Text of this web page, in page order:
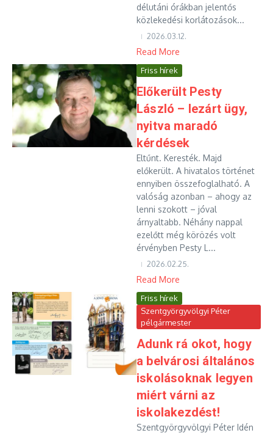
délutáni órákban jelentős
közlekedési korlátozások...
2026.03.12.
Read More
Friss hírek
Előkerült Pesty
László – lezárt ügy,
nyitva maradó
kérdések
Eltűnt. Keresték. Majd
előkerült. A hivatalos történet
ennyiben összefoglalható. A
valóság azonban – ahogy az
lenni szokott – jóval
árnyaltabb. Néhány nappal
ezelőtt még körözés volt
érvényben Pesty L...
2026.02.25.
Read More
Friss hírek
Szentgyörgyvölgyi Péter
pélgármester
Adunk rá okot, hogy
a belvárosi általános
iskolásoknak legyen
miért várni az
iskolakezdést!
Szentgyörgyvölgyi Péter Idén